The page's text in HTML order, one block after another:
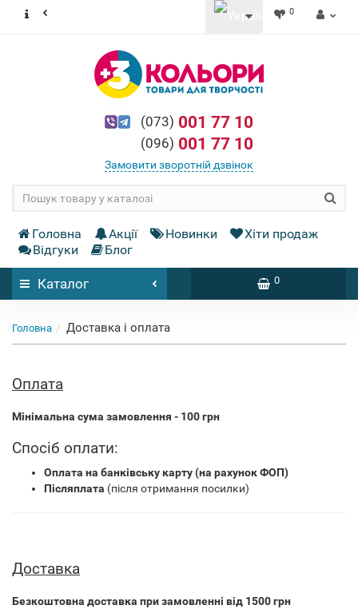
0
(073) 001 77 10
(096) 001 77 10
Замовити зворотній дзвінок
Головна Акції Новинки
Хіти продаж
Відгуки
Блог
Каталог 0
Головна Доставка і оплата
Оплата
Мінімальна сума замовлення - 100 грн
Спосіб оплати:
Оплата на банківську карту (на рахунок ФОП)
Післяплата (після отримання посилки)
Доставка
Безкоштовна доставка при замовленні від 1500 грн